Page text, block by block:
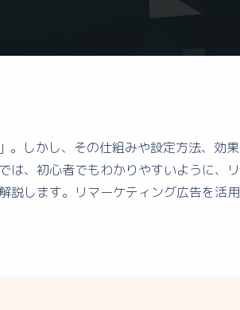
。しかし、その仕組みや設定方法、効果
は、初心者でもわかりやすいように、リ
説します。リマーケティング広告を活用